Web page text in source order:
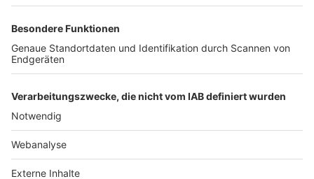
TOP-PARTNER
Nutzungsbedingungen Datenschutz Impressum